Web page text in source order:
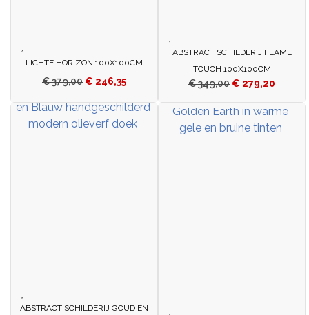
LICHTE HORIZON 100X100CM
€379,00 € 246,35
ABSTRACT SCHILDERIJ FLAME
TOUCH 100X100CM
€349,00 € 279,20
ABSTRACT SCHILDERIJ GOUD EN